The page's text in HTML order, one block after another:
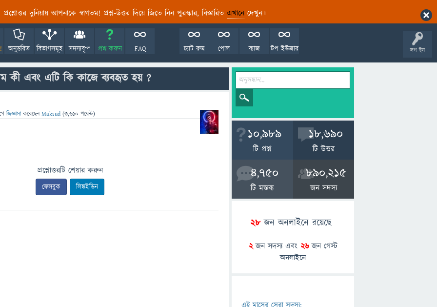
প্রশ্নোত্তর দুনিয়ায় আপনাকে স্বাগতম! প্রশ্ন-উত্তর দিয়ে জিতে নিন পুরস্কার, বিস্তারিত এখানেদেখুন।
লগ ইন
অনুত্তরিত বিভাগসমূহ সদস্যবৃন্দ প্রশ্ন করুন FAQ টপ ইউজার
ব্যাজ
পোল
চ্যাট রুম
কী এবং এটি কি কাজে ব্যবহৃত হয় ?
জিজ্ঞাসাকরেছেনMaksud (3,610 পয়েন্ট)
প্রশ্নোত্তরটি শেয়ার করুন
ফেসবুক লিঙ্কইডিন
10,989
টি প্রশ্ন
18,690
টি উত্তর
4,750
টি মন্তব্য
890,215
জন সদস্য
28জন অনলাইনে রয়েছে
2জন সদস্য এবং 26জন গেস্ট
অনলাইনে